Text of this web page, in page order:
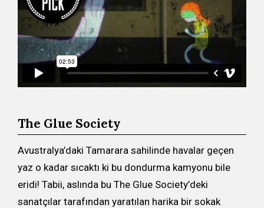
The Glue Society
Avustralya’daki Tamarara sahilinde havalar geçen
yaz o kadar sıcaktı ki bu dondurma kamyonu bile
eridi! Tabii, aslında bu The Glue Society’deki
sanatçılar tarafından yaratılan harika bir sokak